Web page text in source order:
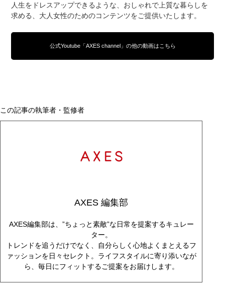
人生をドレスアップできるような、おしゃれで上質な暮らしを
求める、大人女性のためのコンテンツをご提供いたします。
公式Youtube「AXES channel」の他の動画はこちら
この記事の執筆者・監修者
AXES 編集部
AXES編集部は、”ちょっと素敵”な日常を提案するキュレー
ター。
トレンドを追うだけでなく、自分らしく心地よくまとえるフ
ァッションを日々セレクト。ライフスタイルに寄り添いなが
ら、毎日にフィットするご提案をお届けします。